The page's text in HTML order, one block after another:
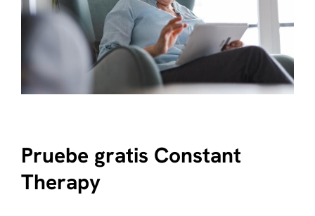
Pruebe gratis Constant
Therapy